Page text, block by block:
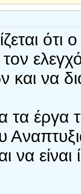
ότι
να
τα έργα
να